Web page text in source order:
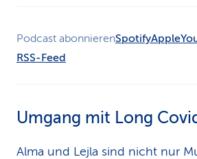
Podcast abonnierenSpotifyApple
RSS-Feed
Umgang mit Long
Alma und Lejla sind nicht nur